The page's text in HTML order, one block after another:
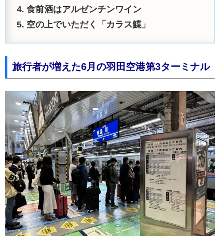
食前酒はアルゼンチンワイン
空の上でいただく「カラス鰈」
旅行者が増えた6月の羽田空港第3ターミナル